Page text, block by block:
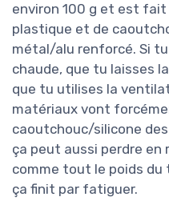
environ 100 g et est
plastique et de
métal/alu renforcé. Si
chaude, que tu laisses
que tu utilises la
matériaux vont
caoutchouc/silicone
ça peut aussi perdre en
comme tout le poids du
ça finit par fatiguer.